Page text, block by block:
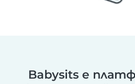
Babysits е